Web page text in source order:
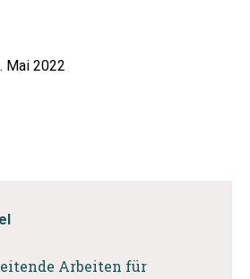
Mai 2022
Arbeiten für